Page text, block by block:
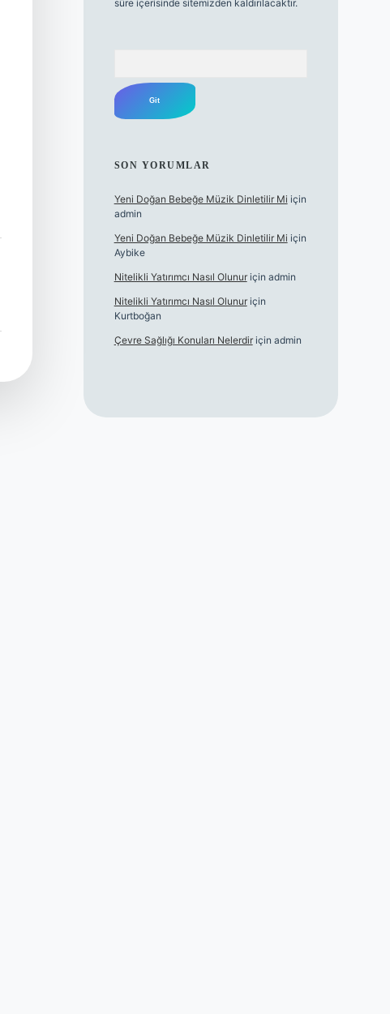
süre içerisinde sitemizden kaldırılacaktır.
SON YORUMLAR
Yeni Doğan Bebeğe Müzik Dinletilir Mi için
admin
Yeni Doğan Bebeğe Müzik Dinletilir Mi için
Aybike
Nitelikli Yatırımcı Nasıl Olunuriçin admin
Nitelikli Yatırımcı Nasıl Olunuriçin
Kurtboğan
Çevre Sağlığı Konuları Nelerdiriçin admin